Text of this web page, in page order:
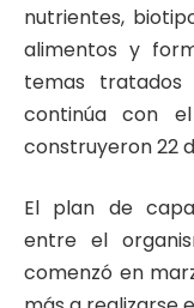
nutrientes,
alimentos y
temas tratados
continúa con
construyeron 22
El plan de
entre el
comenzó en